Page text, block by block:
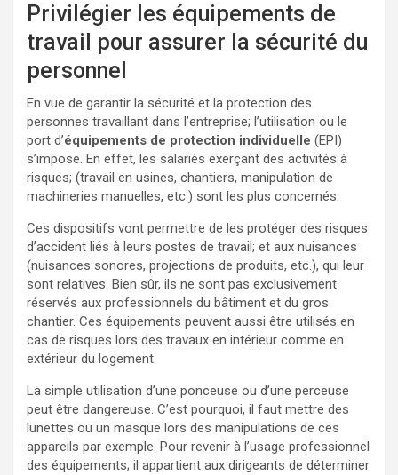
Privilégier les équipements de
travail pour assurer la sécurité du
personnel
En vue de garantir la sécurité et la protection des
personnes travaillant dans l’entreprise; l’utilisation ou le
port d’équipements de protection individuelle (EPI)
s’impose. En effet, les salariés exerçant des activités à
risques; (travail en usines, chantiers, manipulation de
machineries manuelles, etc.) sont les plus concernés.
Ces dispositifs vont permettre de les protéger des risques
d’accident liés à leurs postes de travail; et aux nuisances
(nuisances sonores, projections de produits, etc.), qui leur
sont relatives. Bien sûr, ils ne sont pas exclusivement
réservés aux professionnels du bâtiment et du gros
chantier. Ces équipements peuvent aussi être utilisés en
cas de risques lors des travaux en intérieur comme en
extérieur du logement.
La simple utilisation d’une ponceuse ou d’une perceuse
peut être dangereuse. C’est pourquoi, il faut mettre des
lunettes ou un masque lors des manipulations de ces
appareils par exemple. Pour revenir à l’usage professionnel
des équipements; il appartient aux dirigeants de déterminer